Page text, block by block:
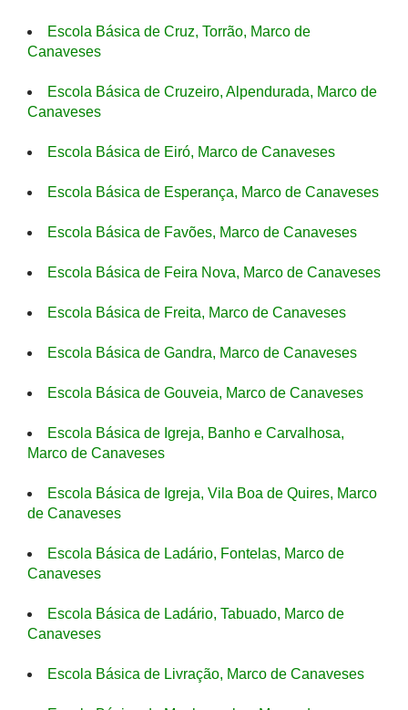
Escola Básica de Cruz, Torrão, Marco de
Canaveses
Escola Básica de Cruzeiro, Alpendurada, Marco de
Canaveses
Escola Básica de Eiró, Marco de Canaveses
Escola Básica de Esperança, Marco de Canaveses
Escola Básica de Favões, Marco de Canaveses
Escola Básica de Feira Nova, Marco de Canaveses
Escola Básica de Freita, Marco de Canaveses
Escola Básica de Gandra, Marco de Canaveses
Escola Básica de Gouveia, Marco de Canaveses
Escola Básica de Igreja, Banho e Carvalhosa,
Marco de Canaveses
Escola Básica de Igreja, Vila Boa de Quires, Marco
de Canaveses
Escola Básica de Ladário, Fontelas, Marco de
Canaveses
Escola Básica de Ladário, Tabuado, Marco de
Canaveses
Escola Básica de Livração, Marco de Canaveses